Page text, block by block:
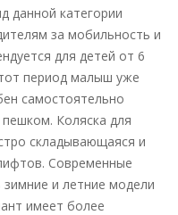
данной категории
за мобильность и
для детей от 6
период малыш уже
самостоятельно
Коляска для
складывающаяся и
Современные
и летние модели
имеет более